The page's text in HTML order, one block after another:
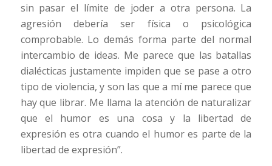
sin pasar el límite de joder a otra persona. La
agresión debería ser física o psicológica
comprobable. Lo demás forma parte del normal
intercambio de ideas. Me parece que las batallas
dialécticas justamente impiden que se pase a otro
tipo de violencia, y son las que a mí me parece que
hay que librar. Me llama la atención de naturalizar
que el humor es una cosa y la libertad de
expresión es otra cuando el humor es parte de la
libertad de expresión”.